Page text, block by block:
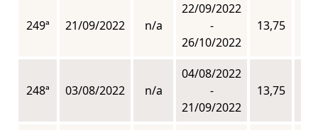
249ª 21/09/2022 n/a
22/09/2022
-
26/10/2022
13,75
248ª 03/08/2022 n/a
04/08/2022
-
21/09/2022
13,75